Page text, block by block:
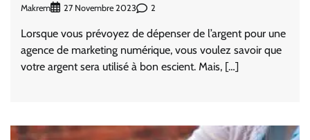
Makrem 27 Novembre 2023 2
Lorsque vous prévoyez de dépenser de l’argent pour une
agence de marketing numérique, vous voulez savoir que
votre argent sera utilisé à bon escient. Mais, […]